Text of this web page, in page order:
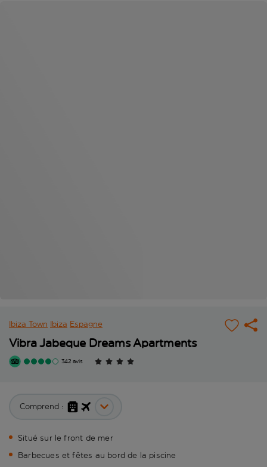
Ibiza Town Ibiza Espagne
Vibra Jabeque Dreams Apartments
342 avis
Comprend :
Situé sur le front de mer
Barbecues et fêtes au bord de la piscine